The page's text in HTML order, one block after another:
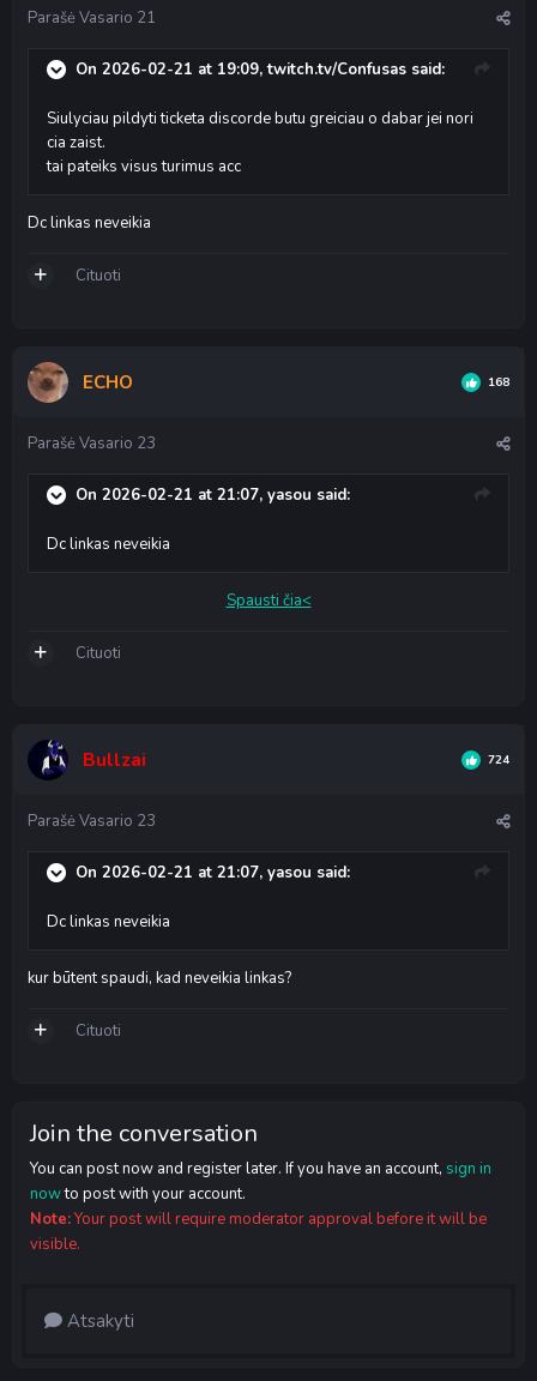
ParašėVasario 21
On 2026-02-21 at 19:09,twitch.tv/Confusas said:
Siulyciau pildyti ticketa discorde butu greiciau o dabar jei nori
cia zaist.
tai pateiks visus turimus acc
Dc linkas neveikia
Cituoti
ECHO 168
ParašėVasario 23
On 2026-02-21 at 21:07, yasou said:
Dc linkas neveikia
Spausti čia<
Cituoti
Bullzai 724
ParašėVasario 23
On 2026-02-21 at 21:07, yasou said:
Dc linkas neveikia
kur būtent spaudi, kad neveikia linkas?
Cituoti
Join the conversation
You can post now and register later. If you have an account, sign in
nowto post with your account.
Note:Your post will require moderator approval before it will be
visible.
Atsakyti